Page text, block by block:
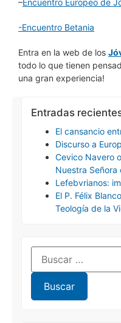
–Encuentro Europeo de
-Encuentro Betania
Entra en la web de los
todo lo que tienen
una gran experiencia!
Entradas
El cansancio
Discurso a
Cevico Navero
Nuestra Señora
Lefebvrianos:
El P. Félix
Teología de la